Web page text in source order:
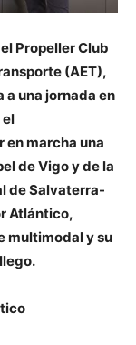
Propeller Club
(AET),
una jornada en
el
en marcha una
de Vigo y de la
de Salvaterra-
Atlántico,
multimodal y su